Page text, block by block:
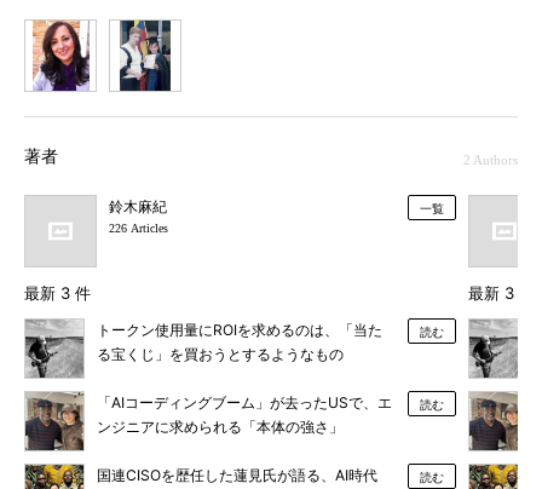
著者 2 Authors
鈴木麻紀
226 Articles
一覧
最新 3 件
トークン使用量にROIを求めるのは、「当た
る宝くじ」を買おうとするようなもの
読む
「AIコーディングブーム」が去ったUSで、エ
ンジニアに求められる「本体の強さ」
読む
国連CISOを歴任した蓮見氏が語る、AI時代
読む
最新 3 件